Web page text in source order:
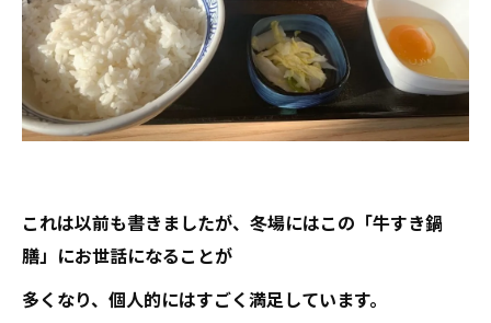
これは以前も書きましたが、冬場にはこの「牛すき鍋
膳」にお世話になることが
多くなり、個人的にはすごく満足しています。